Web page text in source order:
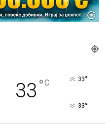
33 °C 33°
33°